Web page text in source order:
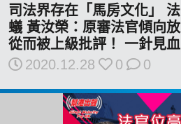
司法界存在「馬房文化」 法官被投訴隨時一身
蟻 黃汝榮：原審法官傾向放人，以免被告上訴
從而被上級批評！ 一針見血
2020.12.28
0 0